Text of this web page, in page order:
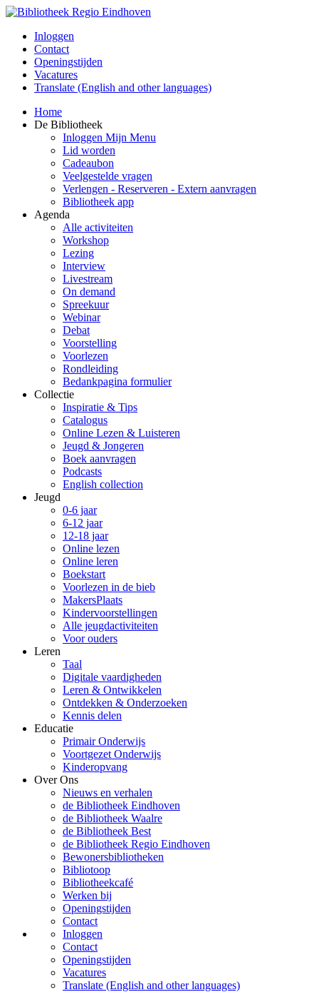
Inloggen
Contact
Openingstijden
Vacatures
Translate (English and other languages)
Home
De Bibliotheek
Inloggen Mijn Menu
Lid worden
Cadeaubon
Veelgestelde vragen
Verlengen - Reserveren - Extern aanvragen
Bibliotheek app
Agenda
Alle activiteiten
Workshop
Lezing
Interview
Livestream
On demand
Spreekuur
Webinar
Debat
Voorstelling
Voorlezen
Rondleiding
Bedankpagina formulier
Collectie
Inspiratie & Tips
Catalogus
Online Lezen & Luisteren
Jeugd & Jongeren
Boek aanvragen
Podcasts
English collection
Jeugd
0-6 jaar
6-12 jaar
12-18 jaar
Online lezen
Online leren
Boekstart
Voorlezen in de bieb
MakersPlaats
Kindervoorstellingen
Alle jeugdactiviteiten
Voor ouders
Leren
Taal
Digitale vaardigheden
Leren & Ontwikkelen
Ontdekken & Onderzoeken
Kennis delen
Educatie
Primair Onderwijs
Voortgezet Onderwijs
Kinderopvang
Over Ons
Nieuws en verhalen
de Bibliotheek Eindhoven
de Bibliotheek Waalre
de Bibliotheek Best
de Bibliotheek Regio Eindhoven
Bewonersbibliotheken
Bibliotoop
Bibliotheekcafé
Werken bij
Openingstijden
Contact
Inloggen
Contact
Openingstijden
Vacatures
Translate (English and other languages)